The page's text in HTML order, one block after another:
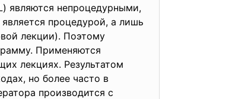
являются непроцедурными,
процедурой, а лишь
лекции). Поэтому
Применяются
лекциях. Результатом
но более часто в
производится с